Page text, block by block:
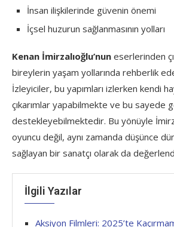
İnsan ilişkilerinde güvenin önemi
İçsel huzurun sağlanmasının yolları
Kenan İmirzalıoğlu’nun eserlerinden
bireylerin yaşam yollarında rehberlik
İzleyiciler, bu yapımları izlerken kendi
çıkarımlar yapabilmekte ve bu sayede
destekleyebilmektedir. Bu yönüyle
oyuncu değil, aynı zamanda düşünce
sağlayan bir sanatçı olarak da
İlgili Yazılar
Aksiyon Filmleri: 2025’te